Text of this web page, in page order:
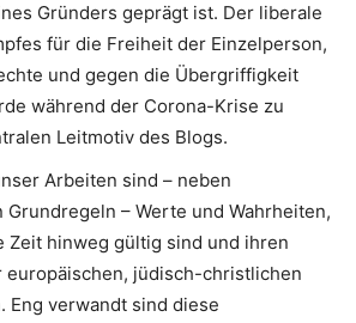
Gründers geprägt ist. Der liberale
für die Freiheit der Einzelperson,
und gegen die Übergriffigkeit
während der Corona-Krise zu
Leitmotiv des Blogs.
Arbeiten sind – neben
– Werte und Wahrheiten,
Zeit hinweg gültig sind und ihren
europäischen, jüdisch-christlichen
Eng verwandt sind diese